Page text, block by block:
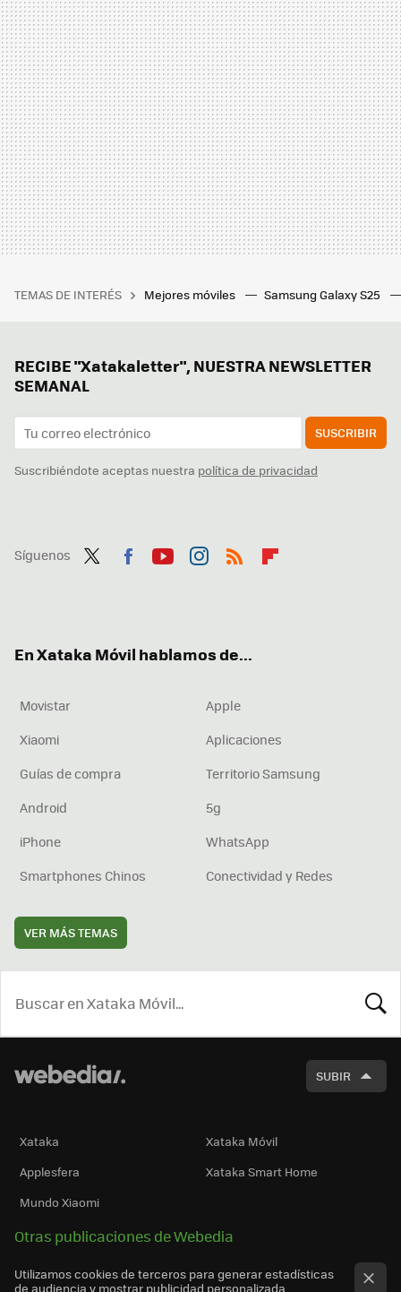
TEMAS DE INTERÉS Mejores móviles Samsung Galaxy S25
RECIBE "Xatakaletter", NUESTRA NEWSLETTER
SEMANAL
SUSCRIBIR
Suscribiéndote aceptas nuestra política de privacidad
Síguenos
En Xataka Móvil hablamos de...
Movistar
Apple
Xiaomi
Aplicaciones
Guías de compra
Territorio Samsung
Android
5g
iPhone
WhatsApp
Smartphones Chinos
Conectividad y Redes
VER MÁS TEMAS
SUBIR
Xataka
Xataka Móvil
Applesfera
Xataka Smart Home
Mundo Xiaomi
Otras publicaciones de Webedia
Utilizamos cookies de terceros para generar estadísticas
de audiencia y mostrar publicidad personalizada